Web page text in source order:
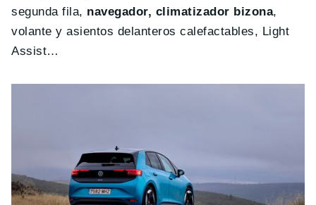
segunda fila, navegador, climatizador bizona,
volante y asientos delanteros calefactables, Light
Assist…